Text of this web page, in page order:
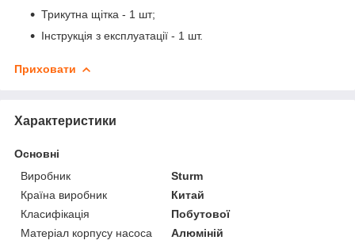
Трикутна щітка - 1 шт;
Інструкція з експлуатації - 1 шт.
Приховати
Характеристики
Основні
Виробник
Sturm
Країна виробник
Китай
Класифікація
Побутової
Матеріал корпусу насоса
Алюміній